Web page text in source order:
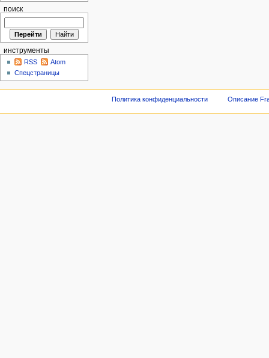
поиск
инструменты
RSS
Atom
Спецстраницы
Политика конфиденциальности Описание